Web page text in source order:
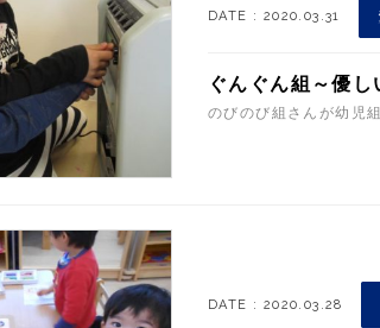
DATE : 2020.03.31
ぐんぐん組～優し
のびのび組さんが幼児
DATE : 2020.03.28